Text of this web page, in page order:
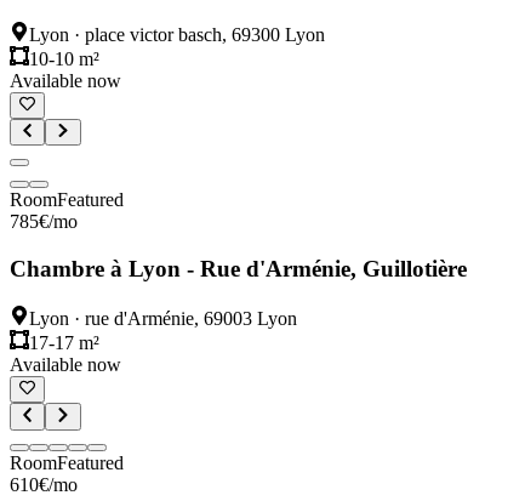
Lyon · place victor basch, 69300 Lyon
10-10 m²
Available now
RoomFeatured
785€/mo
Chambre à Lyon - Rue d'Arménie, Guillotière
Lyon · rue d'Arménie, 69003 Lyon
17-17 m²
Available now
RoomFeatured
610€/mo